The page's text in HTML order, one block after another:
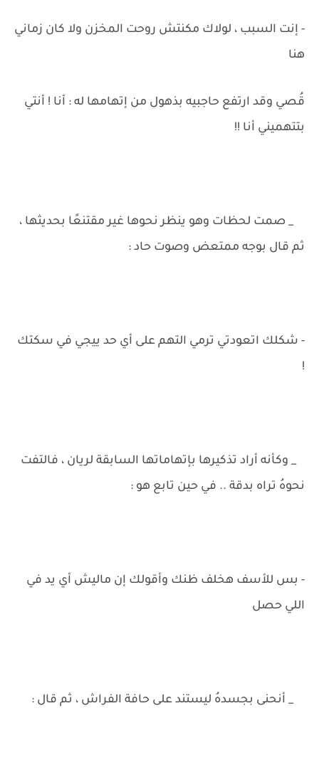
- إنت السبب ، لولاك مكنتش روحت المخزن ولا كان زماني
هنا
قُصي وقد ارتفع حاجبيه بذهول من إتهامها له : أنا ! أنتي
بتتهميني أنا !!
_ صمت لحظات وهو ينظر نحوها غير مقتنعًا بحديثها ،
ثم قال بوجه ممتعض وصوت حاد :
- شكلك اتعودتي ترمي التهم على أي حد ييجي في سكتك
!
_ وكأنه أراد تذكيرها بإتهاماتها السابقة لريان ، فالتفت
نحوهُ تراه بدقة .. في حين تابع هو :
- بس للأسف هخلف ظنك وأقولك إن ماليش أي يد في
اللي حصل
_ أنحنى بجسدهُ ليستند على حافة الفراش ، ثم قال :